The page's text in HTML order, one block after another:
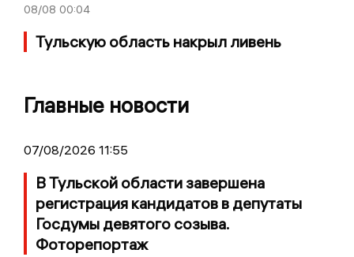
08/08 00:04
Тульскую область накрыл ливень
Главные новости
07/08/2026 11:55
В Тульской области завершена
регистрация кандидатов в депутаты
Госдумы девятого созыва.
Фоторепортаж